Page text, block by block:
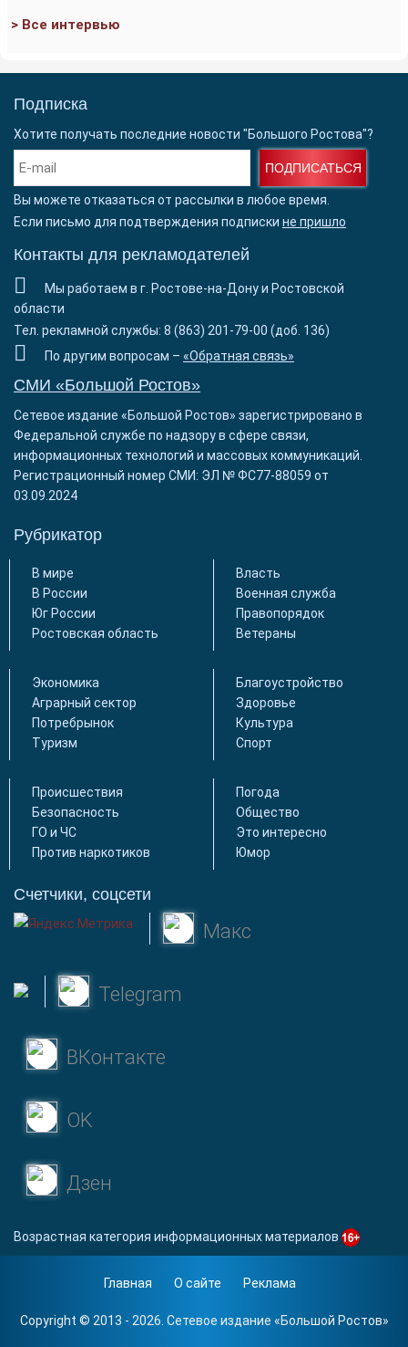
> Все интервью
Подписка
Хотите получать последние новости "Большого Ростова"?
ПОДПИСАТЬСЯ
Вы можете отказаться от рассылки в любое время.
Если письмо для подтверждения подписки не пришло
Контакты для рекламодателей
Мы работаем в г. Ростове-на-Дону и Ростовской
области
Тел. рекламной службы: 8 (863) 201-79-00 (доб. 136)
По другим вопросам – «Обратная связь»
СМИ «Большой Ростов»
Сетевое издание «Большой Ростов» зарегистрировано в
Федеральной службе по надзору в сфере связи,
информационных технологий и массовых коммуникаций.
Регистрационный номер СМИ: ЭЛ № ФС77-88059 от
03.09.2024
Рубрикатор
В мире
В России
Юг России
Ростовская область
Власть
Военная служба
Правопорядок
Ветераны
Экономика
Аграрный сектор
Потребрынок
Туризм
Благоустройство
Здоровье
Культура
Спорт
Происшествия
Безопасность
ГО и ЧС
Против наркотиков
Погода
Общество
Это интересно
Юмор
Счетчики, соцсети
Макс
Telegram
ВКонтакте
OK
Дзен
Возрастная категория информационных материалов
Главная О сайте Реклама
Copyright © 2013 - 2026. Сетевое издание «Большой Ростов»